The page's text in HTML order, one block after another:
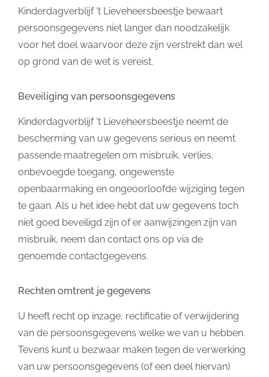
Kinderdagverblijf ‘t Lieveheersbeestje bewaart
persoonsgegevens niet langer dan noodzakelijk
voor het doel waarvoor deze zijn verstrekt dan wel
op grond van de wet is vereist.
Beveiliging van persoonsgegevens
Kinderdagverblijf ‘t Lieveheersbeestje neemt de
bescherming van uw gegevens serieus en neemt
passende maatregelen om misbruik, verlies,
onbevoegde toegang, ongewenste
openbaarmaking en ongeoorloofde wijziging tegen
te gaan. Als u het idee hebt dat uw gegevens toch
niet goed beveiligd zijn of er aanwijzingen zijn van
misbruik, neem dan contact ons op via de
genoemde contactgegevens.
Rechten omtrent je gegevens
U heeft recht op inzage, rectificatie of verwijdering
van de persoonsgegevens welke we van u hebben.
Tevens kunt u bezwaar maken tegen de verwerking
van uw persoonsgegevens (of een deel hiervan)